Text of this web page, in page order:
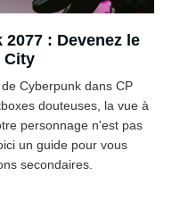
: Devenez le
City
Cyberpunk dans CP
douteuses, la vue à
personnage n'est pas
un guide pour vous
secondaires.